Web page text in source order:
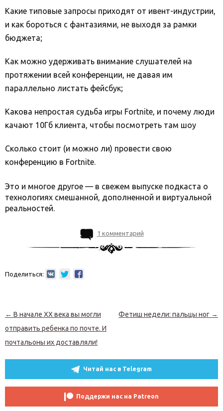
Какие типовые запросы приходят от ивент-индустрии,
и как бороться с фантазиями, не выходя за рамки
бюджета;
Как можно удерживать внимание слушателей на
протяжении всей конференции, не давая им
параллельно листать фейсбук;
Какова непростая судьба игры Fortnite, и почему люди
качают 10Гб клиента, чтобы посмотреть там шоу
Сколько стоит (и можно ли) провести свою
конференцию в Fortnite.
Это и многое другое — в свежем выпуске подкаста о
технологиях смешанной, дополненной и виртуальной
реальностей.
1 комментарий
Поделиться:
Навигация по записям
← В начале XX века вы могли
отправить ребенка по почте. И
почтальоны их доставляли!
Фетиш недели: пальцы ног →
Читай нас в Telegram
Поддержи нас на Patreon